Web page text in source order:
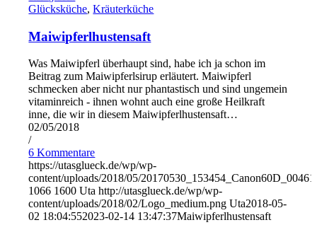
Glücksküche,Kräuterküche
Maiwipferlhustensaft
Was Maiwipferl überhaupt sind, habe ich ja schon im
Beitrag zum Maiwipferlsirup erläutert. Maiwipferl
schmecken aber nicht nur phantastisch und sind ungemein
vitaminreich - ihnen wohnt auch eine große Heilkraft
inne, die wir in diesem Maiwipferlhustensaft…
02/05/2018
/
6 Kommentare
https://utasglueck.de/wp/wp-
content/uploads/2018/05/
1066 1600 Uta http://utasglueck.de/wp/wp-
content/uploads/2018/02/Logo_medium.png Uta2018-05-
02 18:04:552023-02-14 13:47:37Maiwipferlhustensaft